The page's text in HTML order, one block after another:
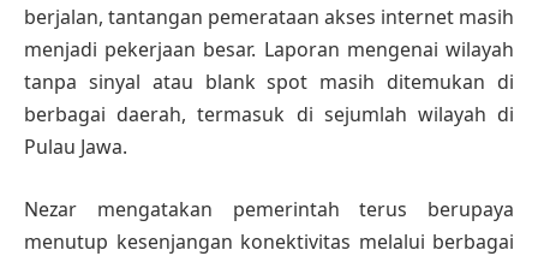
berjalan, tantangan pemerataan akses internet masih
menjadi pekerjaan besar. Laporan mengenai wilayah
tanpa sinyal atau blank spot masih ditemukan di
berbagai daerah, termasuk di sejumlah wilayah di
Pulau Jawa.
Nezar mengatakan pemerintah terus berupaya
menutup kesenjangan konektivitas melalui berbagai